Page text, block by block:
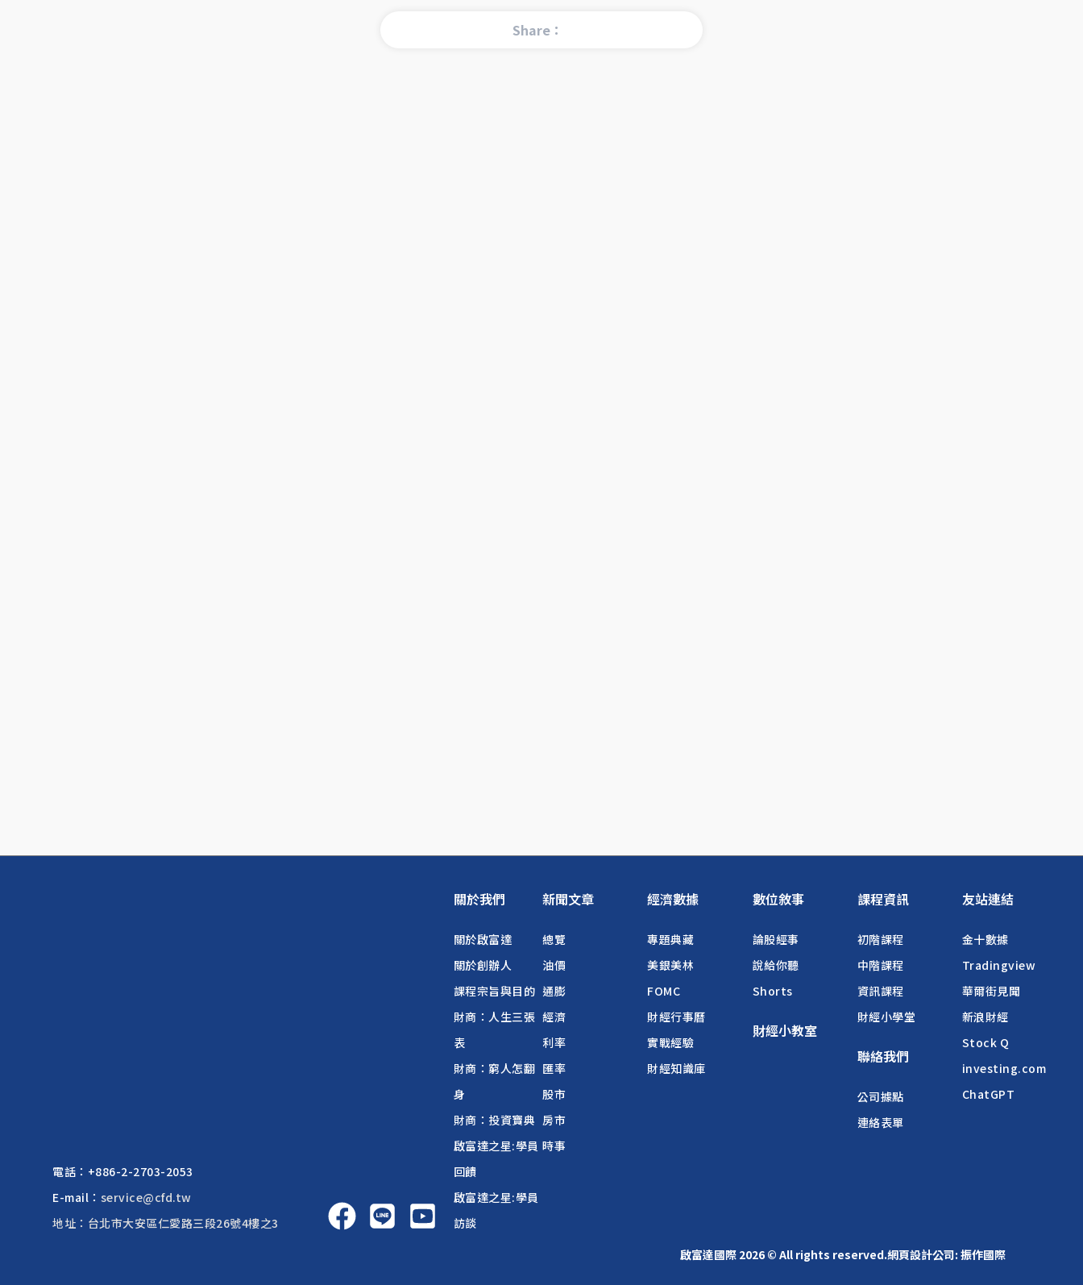
Share：
電話： +886-2-2703-2053
E-mail： service@cfd.tw
地址：台北市大安區仁愛路三段26號4樓之3
關於我們
關於啟富達
關於創辦人
課程宗旨與目的
財商：人生三張
表
財商：窮人怎翻
身
財商：投資寶典
啟富達之星:學員
回饋
啟富達之星:學員
訪談
新聞文章
總覽
油價
通膨
經濟
利率
匯率
股市
房市
時事
經濟數據
專題典藏
美銀美林
FOMC
財經行事曆
實戰經驗
財經知識庫
數位敘事
論股經事
說給你聽
Shorts
財經小教室
課程資訊
初階課程
中階課程
資訊課程
財經小學堂
聯絡我們
公司據點
連絡表單
友站連結
金十數據
Tradingview
華爾街見聞
新浪財經
Stock Q
investing.com
ChatGPT
啟富達國際 2026 © All rights reserved.網頁設計公司: 振作國際